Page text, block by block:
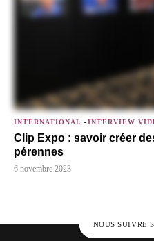
INTERNATIONAL - INTERVIEW
Clip Expo : savoir créer
pérennes
6 novembre 2023
NOUS SUIVRE